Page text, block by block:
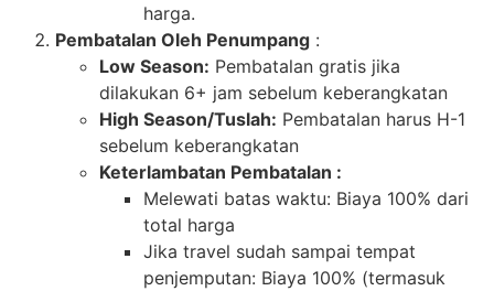
harga.
Pembatalan Oleh Penumpang :
Low Season: Pembatalan gratis jika
dilakukan 6+ jam sebelum keberangkatan
High Season/Tuslah: Pembatalan harus H-1
sebelum keberangkatan
Keterlambatan Pembatalan :
Melewati batas waktu: Biaya 100% dari
total harga
Jika travel sudah sampai tempat
penjemputan: Biaya 100% (termasuk